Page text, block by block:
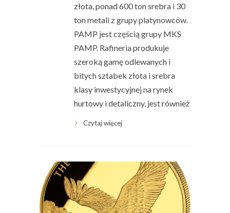
złota, ponad 600 ton srebra i 30
ton metali z grupy platynowców.
PAMP jest częścią grupy MKS
PAMP. Rafineria produkuje
szeroką gamę odlewanych i
bitych sztabek złota i srebra
klasy inwestycyjnej na rynek
hurtowy i detaliczny, jest również
Czytaj więcej